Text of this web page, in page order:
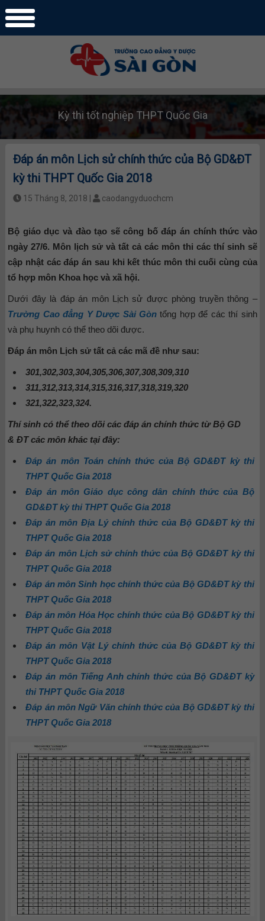
Kỳ thi tốt nghiệp THPT Quốc Gia
Đáp án môn Lịch sử chính thức của Bộ GD&ĐT
kỳ thi THPT Quốc Gia 2018
15 Tháng 8, 2018 | caodangyduochcm
Bộ giáo dục và đào tạo sẽ công bố đáp án chính thức vào
ngày 27/6. Môn lịch sử và tất cả các môn thi các thí sinh sẽ
cập nhật các đáp án sau khi kết thúc môn thi cuối cùng của
tổ hợp môn Khoa học và xã hội.
Dưới đây là đáp án môn Lịch sử được phòng truyền thông –
Trường Cao đẳng Y Dược Sài Gòntổng hợp để các thí sinh
và phụ huynh có thể theo dõi được.
Đáp án môn Lịch sử tất cả các mã đề như sau:
301,302,303,304,305,306,307,308,309,310
311,312,313,314,315,316,317,318,319,320
321,322,323,324.
Thí sinh có thể theo dõi các đáp án chính thức từ Bộ GD
& ĐT các môn khác tại đây:
Đáp án môn Toán chính thức của Bộ GD&ĐT kỳ thi
THPT Quốc Gia 2018
Đáp án môn Giáo dục công dân chính thức của Bộ
GD&ĐT kỳ thi THPT Quốc Gia 2018
Đáp án môn Địa Lý chính thức của Bộ GD&ĐT kỳ thi
THPT Quốc Gia 2018
Đáp án môn Lịch sử chính thức của Bộ GD&ĐT kỳ thi
THPT Quốc Gia 2018
Đáp án môn Sinh học chính thức của Bộ GD&ĐT kỳ thi
THPT Quốc Gia 2018
Đáp án môn Hóa Học chính thức của Bộ GD&ĐT kỳ thi
THPT Quốc Gia 2018
Đáp án môn Vật Lý chính thức của Bộ GD&ĐT kỳ thi
THPT Quốc Gia 2018
Đáp án môn Tiếng Anh chính thức của Bộ GD&ĐT kỳ
thi THPT Quốc Gia 2018
Đáp án môn Ngữ Văn chính thức của Bộ GD&ĐT kỳ thi
THPT Quốc Gia 2018